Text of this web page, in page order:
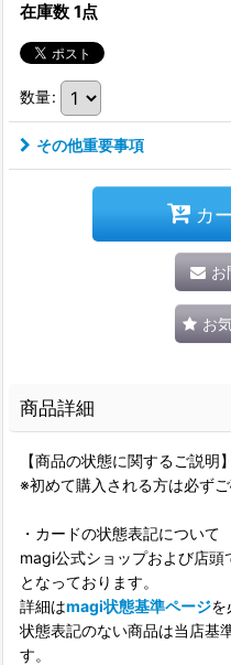
在庫数 1点
数量:
その他重要事項
カ
お
お
商品詳細
【商品の状態に関するご説明】
※初めて購入される方は必ずご
・カードの状態表記について
magi公式ショップおよび店
となっております。
詳細はmagi状態基準ページを
状態表記のない商品は当店基
す。